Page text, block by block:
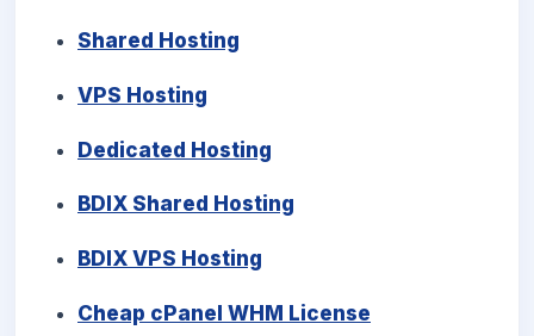
Shared Hosting
VPS Hosting
Dedicated Hosting
BDIX Shared Hosting
BDIX VPS Hosting
Cheap cPanel WHM License